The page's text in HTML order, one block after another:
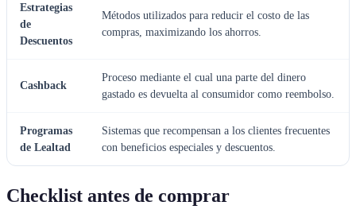
Estrategias
de
Descuentos
Métodos utilizados para reducir el costo de las
compras, maximizando los ahorros.
Cashback
Proceso mediante el cual una parte del dinero
gastado es devuelta al consumidor como reembolso.
Programas
de Lealtad
Sistemas que recompensan a los clientes frecuentes
con beneficios especiales y descuentos.
Checklist antes de comprar